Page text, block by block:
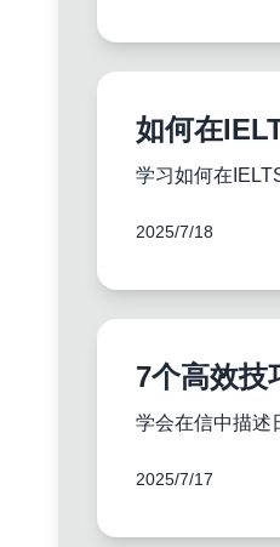
如何在
学习如何在
2025/7/18
7个高效技
学会在信中描述
2025/7/17